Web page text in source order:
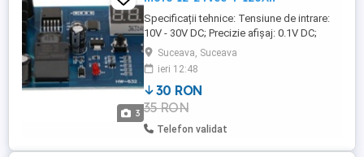
3
Specificații tehnice: Tensiune de intrare:
10V - 30V DC; Precizie afișaj: 0.1V DC;
Precizie control: 0.1V DC; Ideală pentru
acumulatori auto 12V - 24V DC 4-120Ah
Instrucțiuni de utilizare: Setarea tensiunii
de pornire: - Apăsați scurt butonul START
pentru a afișa tensiunea de la care se
începe ...
Suceava, Suceava
ieri 12:48
30 RON
35 RON
Telefon validat